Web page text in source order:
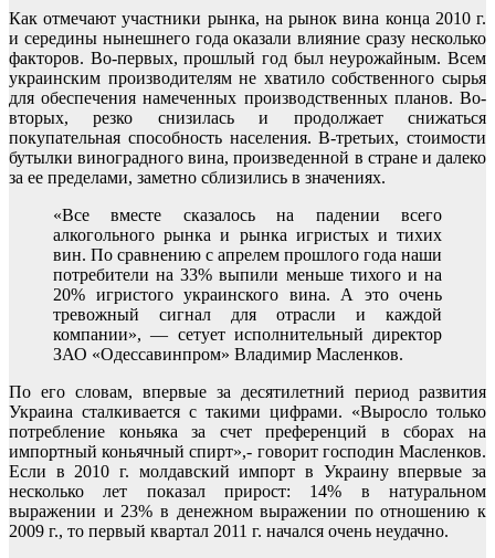
Как отмечают участники рынка, на рынок вина конца 2010 г.
и середины нынешнего года оказали влияние сразу несколько
факторов. Во-первых, прошлый год был неурожайным. Всем
украинским производителям не хватило собственного сырья
для обеспечения намеченных производственных планов. Во-
вторых, резко снизилась и продолжает снижаться
покупательная способность населения. В-третьих, стоимости
бутылки виноградного вина, произведенной в стране и далеко
за ее пределами, заметно сблизились в значениях.
«Все вместе сказалось на падении всего
алкогольного рынка и рынка игристых и тихих
вин. По сравнению с апрелем прошлого года наши
потребители на 33% выпили меньше тихого и на
20% игристого украинского вина. А это очень
тревожный сигнал для отрасли и каждой
компании», — сетует исполнительный директор
ЗАО «Одессавинпром» Владимир Масленков.
По его словам, впервые за десятилетний период развития
Украина сталкивается с такими цифрами. «Выросло только
потребление коньяка за счет преференций в сборах на
импортный коньячный спирт»,- говорит господин Масленков.
Если в 2010 г. молдавский импорт в Украину впервые за
несколько лет показал прирост: 14% в натуральном
выражении и 23% в денежном выражении по отношению к
2009 г., то первый квартал 2011 г. начался очень неудачно.